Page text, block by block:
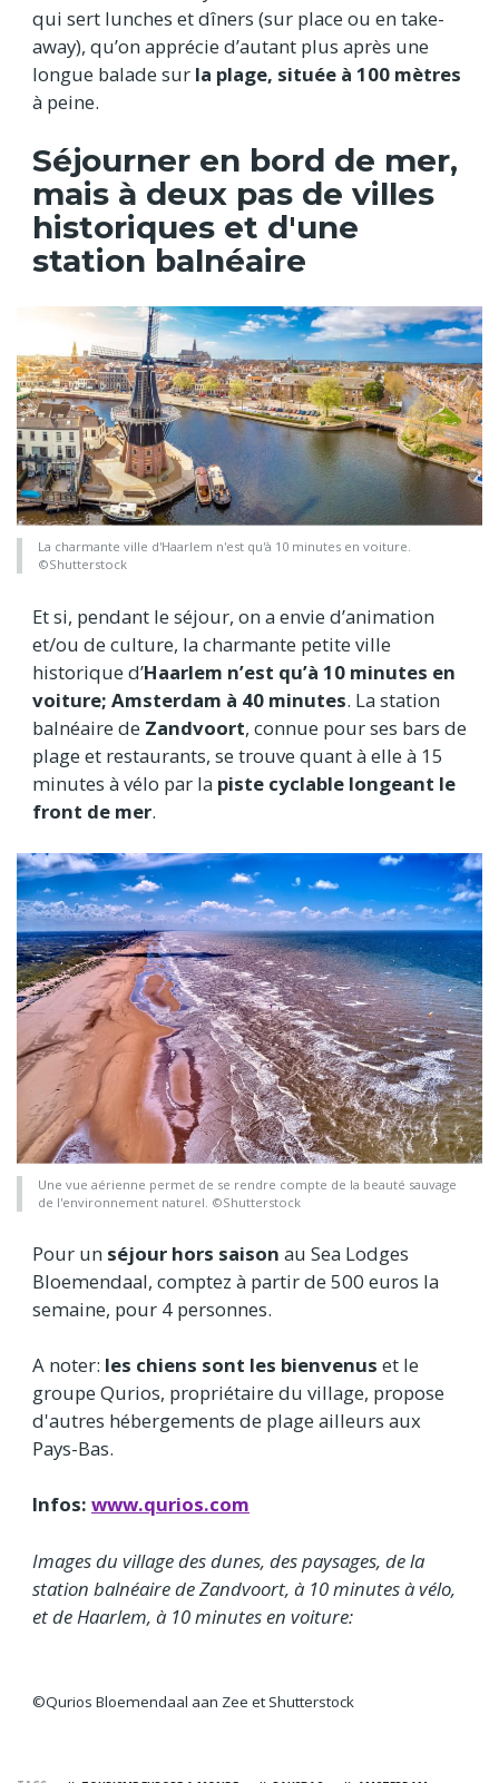
qui sert lunches et dîners (sur place ou en take-
away), qu’on apprécie d’autant plus après une
longue balade sur la plage, située à 100 mètres
à peine.
Séjourner en bord de mer,
mais à deux pas de villes
historiques et d'une
station balnéaire
La charmante ville d'Haarlem n'est qu'à 10 minutes en voiture.
©Shutterstock
Et si, pendant le séjour, on a envie d’animation
et/ou de culture, la charmante petite ville
historique d’Haarlem n’est qu’à 10 minutes en
voiture; Amsterdam à 40 minutes. La station
balnéaire de Zandvoort, connue pour ses bars de
plage et restaurants, se trouve quant à elle à 15
minutes à vélo par la piste cyclable longeant le
front de mer.
Une vue aérienne permet de se rendre compte de la beauté sauvage
de l'environnement naturel. ©Shutterstock
Pour un séjour hors saison au Sea Lodges
Bloemendaal, comptez à partir de 500 euros la
semaine, pour 4 personnes.
A noter: les chiens sont les bienvenus et le
groupe Qurios, propriétaire du village, propose
d'autres hébergements de plage ailleurs aux
Pays-Bas.
Infos: www.qurios.com
Images du village des dunes, des paysages, de la
station balnéaire de Zandvoort, à 10 minutes à vélo,
et de Haarlem, à 10 minutes en voiture:
©Qurios Bloemendaal aan Zee et Shutterstock